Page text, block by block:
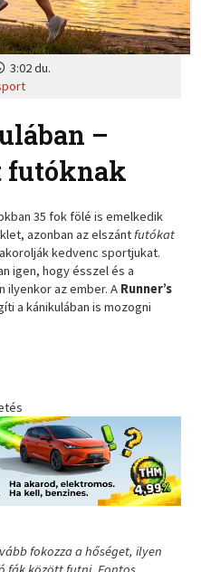
3:02 du.
–
futóknak
35 fok fölé is emelkedik
azonban az elszántfutókat
kedvenc sportjukat.
igen, hogy ésszel és a
ilyenkor az ember. A Runner’s
a kánikulában is mozogni
fokozza a hőséget, ilyen